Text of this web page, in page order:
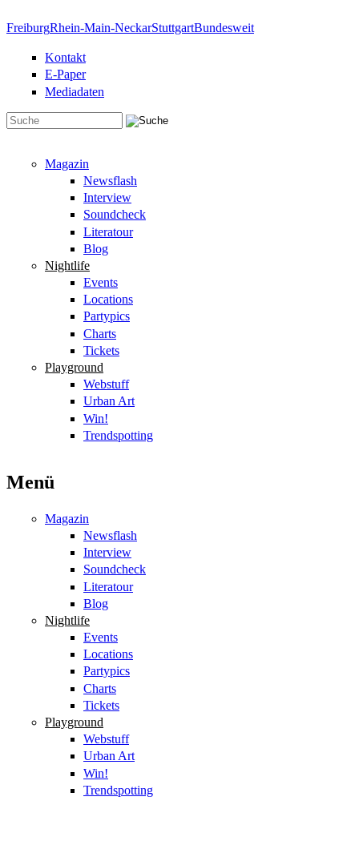
FreiburgRhein-Main-NeckarStuttgartBundesweit
Kontakt
E-Paper
Mediadaten
Magazin
Newsflash
Interview
Soundcheck
Literatour
Blog
Nightlife
Events
Locations
Partypics
Charts
Tickets
Playground
Webstuff
Urban Art
Win!
Trendspotting
Menü
Magazin
Newsflash
Interview
Soundcheck
Literatour
Blog
Nightlife
Events
Locations
Partypics
Charts
Tickets
Playground
Webstuff
Urban Art
Win!
Trendspotting